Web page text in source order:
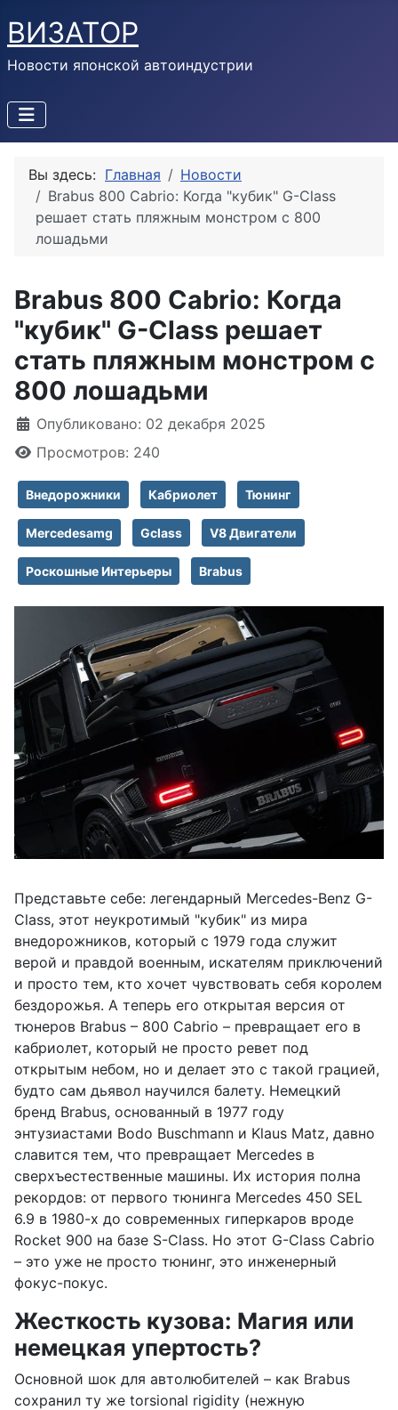
ВИЗАТОР
Новости японской автоиндустрии
Вы здесь: Главная
Новости
Brabus 800 Cabrio: Когда "кубик" G-Class
решает стать пляжным монстром с 800
лошадьми
Brabus 800 Cabrio: Когда
"кубик" G-Class решает
стать пляжным монстром с
800 лошадьми
Информация о материале
Опубликовано: 02 декабря 2025
Просмотров: 240
Внедорожники Кабриолет Тюнинг
Mercedesamg Gclass V8 Двигатели
Роскошные Интерьеры Brabus
Представьте себе: легендарный Mercedes-Benz G-
Class, этот неукротимый "кубик" из мира
внедорожников, который с 1979 года служит
верой и правдой военным, искателям приключений
и просто тем, кто хочет чувствовать себя королем
бездорожья. А теперь его открытая версия от
тюнеров Brabus – 800 Cabrio – превращает его в
кабриолет, который не просто ревет под
открытым небом, но и делает это с такой грацией,
будто сам дьявол научился балету. Немецкий
бренд Brabus, основанный в 1977 году
энтузиастами Bodo Buschmann и Klaus Matz, давно
славится тем, что превращает Mercedes в
сверхъестественные машины. Их история полна
рекордов: от первого тюнинга Mercedes 450 SEL
6.9 в 1980-х до современных гиперкаров вроде
Rocket 900 на базе S-Class. Но этот G-Class Cabrio
– это уже не просто тюнинг, это инженерный
фокус-покус.
Жесткость кузова: Магия или
немецкая упертость?
Основной шок для автолюбителей – как Brabus
сохранил ту же torsional rigidity (нежную